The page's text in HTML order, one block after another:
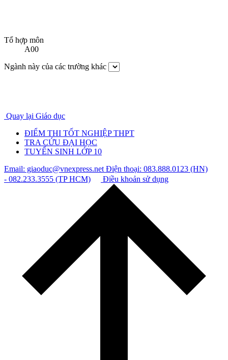
Tổ hợp môn
A00
Ngành này của các trường khác
Quay lại Giáo dục
ĐIỂM THI TỐT NGHIỆP THPT
TRA CỨU ĐẠI HỌC
TUYỂN SINH LỚP 10
Email: giaoduc@vnexpress.netĐiện thoại: 083.888.0123 (HN)
- 082.233.3555 (TP HCM)
Điều khoản sử dụng